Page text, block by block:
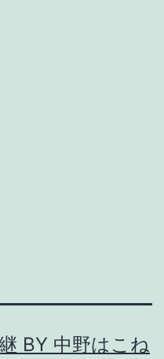
BY 中野はこね